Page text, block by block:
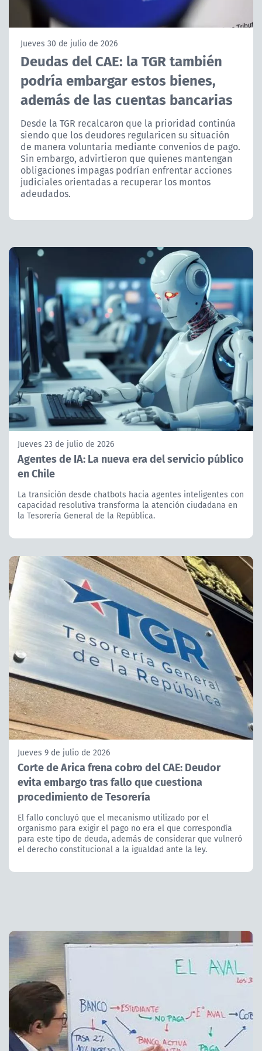
ACTUALIDAD Y TENDENCIAS
CORPORATIVO Y TRANSPARENCIA
CANAL DE DENUNCIAS
ÁREA DE PROYECTOS
Jueves 30 de julio de 2026
Deudas del CAE: la TGR también
podría embargar estos bienes,
además de las cuentas bancarias
Desde la TGR recalcaron que la prioridad continúa
siendo que los deudores regularicen su situación
de manera voluntaria mediante convenios de pago.
Sin embargo, advirtieron que quienes mantengan
obligaciones impagas podrían enfrentar acciones
judiciales orientadas a recuperar los montos
adeudados.
Jueves 23 de julio de 2026
Agentes de IA: La nueva era del servicio público
en Chile
La transición desde chatbots hacia agentes inteligentes con
capacidad resolutiva transforma la atención ciudadana en
la Tesorería General de la República.
Jueves 9 de julio de 2026
Corte de Arica frena cobro del CAE: Deudor
evita embargo tras fallo que cuestiona
procedimiento de Tesorería
El fallo concluyó que el mecanismo utilizado por el
organismo para exigir el pago no era el que correspondía
para este tipo de deuda, además de considerar que vulneró
el derecho constitucional a la igualdad ante la ley.